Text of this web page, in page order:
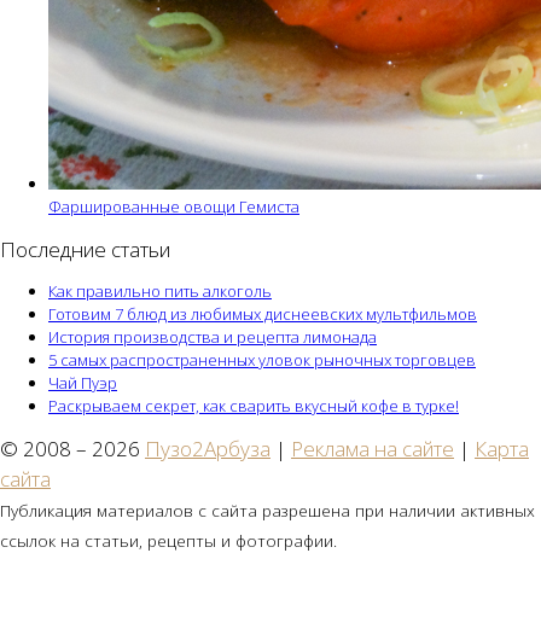
Фаршированные овощи Гемиста
Последние статьи
Как правильно пить алкоголь
Готовим 7 блюд из любимых диснеевских мультфильмов
История производства и рецепта лимонада
5 самых распространенных уловок рыночных торговцев
Чай Пуэр
Раскрываем секрет, как сварить вкусный кофе в турке!
© 2008 – 2026 Пузо2Арбуза | Реклама на сайте | Карта
сайта
Публикация материалов с сайта разрешена при наличии активных
ссылок на статьи, рецепты и фотографии.